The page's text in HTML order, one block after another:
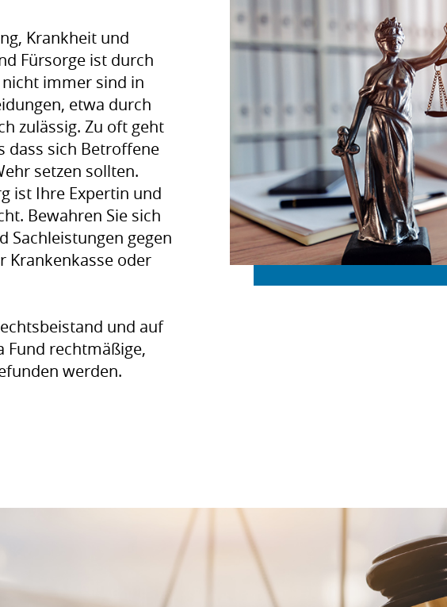
Krankheit und
Fürsorge ist durch
nicht immer sind in
etwa durch
zulässig. Zu oft geht
dass sich Betroffene
setzen sollten.
ist Ihre Expertin und
Bewahren Sie sich
Sachleistungen gegen
Krankenkasse oder
und auf
Fund rechtmäßige,
werden.